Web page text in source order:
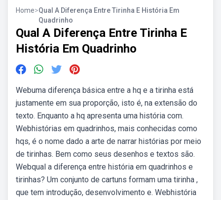
Home>Qual A Diferença Entre Tirinha E História Em
Quadrinho
Qual A Diferença Entre Tirinha E
História Em Quadrinho
Webuma diferença básica entre a hq e a tirinha está
justamente em sua proporção, isto é, na extensão do
texto. Enquanto a hq apresenta uma história com.
Webhistórias em quadrinhos, mais conhecidas como
hqs, é o nome dado a arte de narrar histórias por meio
de tirinhas. Bem como seus desenhos e textos são.
Webqual a diferença entre história em quadrinhos e
tirinhas? Um conjunto de cartuns formam uma tirinha ,
que tem introdução, desenvolvimento e. Webhistória